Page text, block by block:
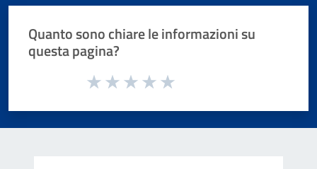
Quanto sono chiare le informazioni su
questa pagina?
Valuta da 1 a 5 stelle la pagina